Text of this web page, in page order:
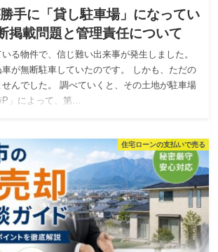
手に「貸し駐車場」になってい
掲載問題と管理責任について
る物件で、信じ難い出来事が発生しました。
が無断駐車していたのです。 しかも、ただの
んでした。 調べていくと、その土地が駐車場
」によって、第…
住宅ローンの支払いで売る